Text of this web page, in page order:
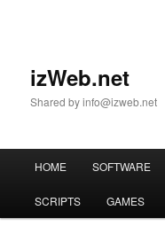
izWeb.net
Shared by info@izweb.net
HOME SOFTWARE
SCRIPTS GAMES